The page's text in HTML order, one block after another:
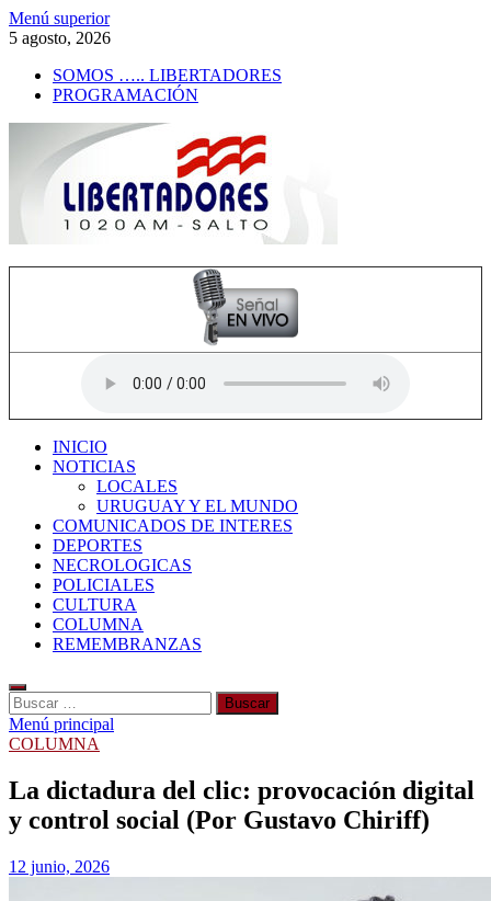
Saltar
al
Menú superior
5 agosto, 2026
SOMOS ….. LIBERTADORES
PROGRAMACIÓN
INICIO
NOTICIAS
LOCALES
URUGUAY Y EL MUNDO
COMUNICADOS DE INTERES
DEPORTES
NECROLOGICAS
POLICIALES
CULTURA
COLUMNA
REMEMBRANZAS
Buscar:
Menú principal
COLUMNA
La dictadura del clic: provocación digital
y control social (Por Gustavo Chiriff)
12 junio, 2026